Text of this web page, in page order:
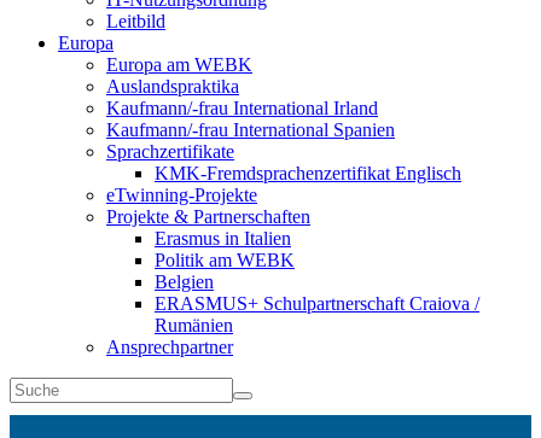
Leitbild
Europa
Europa am WEBK
Auslandspraktika
Kaufmann/-frau International Irland
Kaufmann/-frau International Spanien
Sprachzertifikate
KMK-Fremdsprachenzertifikat Englisch
eTwinning-Projekte
Projekte & Partnerschaften
Erasmus in Italien
Politik am WEBK
Belgien
ERASMUS+ Schulpartnerschaft Craiova /
Rumänien
Ansprechpartner